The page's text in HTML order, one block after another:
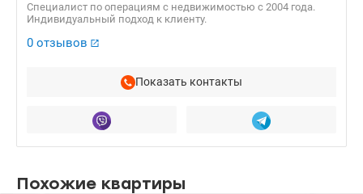
Специалист по операциям с недвижимостью с 2004 года.
Индивидуальный подход к клиенту.
0 отзывов
Показать контакты
Похожие квартиры